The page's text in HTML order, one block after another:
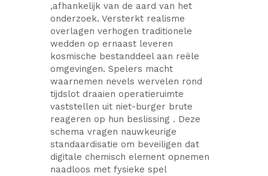
,afhankelijk van de aard van het
onderzoek. Versterkt realisme
overlagen verhogen traditionele
wedden op ernaast leveren
kosmische bestanddeel aan reële
omgevingen. Spelers macht
waarnemen nevels wervelen rond
tijdslot draaien operatieruimte
vaststellen uit niet-burger brute
reageren op hun beslissing . Deze
schema vragen nauwkeurige
standaardisatie om beveiligen dat
digitale chemisch element opnemen
naadloos met fysieke spel